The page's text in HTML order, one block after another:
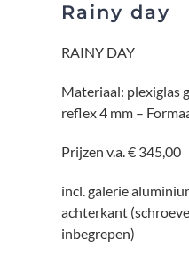
Rainy day
RAINY DAY
Materiaal: plexiglas
reflex 4 mm –
Prijzen v.a. € 345,00
incl. galerie
achterkant
inbegrepen)